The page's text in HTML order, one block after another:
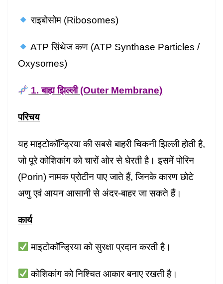
राइबोसोम (Ribosomes)
ATP सिंथेज कण (ATP Synthase Particles /
Oxysomes)
1. बाह्य झिल्ली (Outer Membrane)
परिचय
यह माइटोकॉन्ड्रिया की सबसे बाहरी चिकनी झिल्ली होती है,
जो पूरे कोशिकांग को चारों ओर से घेरती है। इसमें पोरिन
(Porin) नामक प्रोटीन पाए जाते हैं, जिनके कारण छोटे
अणु एवं आयन आसानी से अंदर-बाहर जा सकते हैं।
कार्य
माइटोकॉन्ड्रिया को सुरक्षा प्रदान करती है।
कोशिकांग को निश्चित आकार बनाए रखती है।